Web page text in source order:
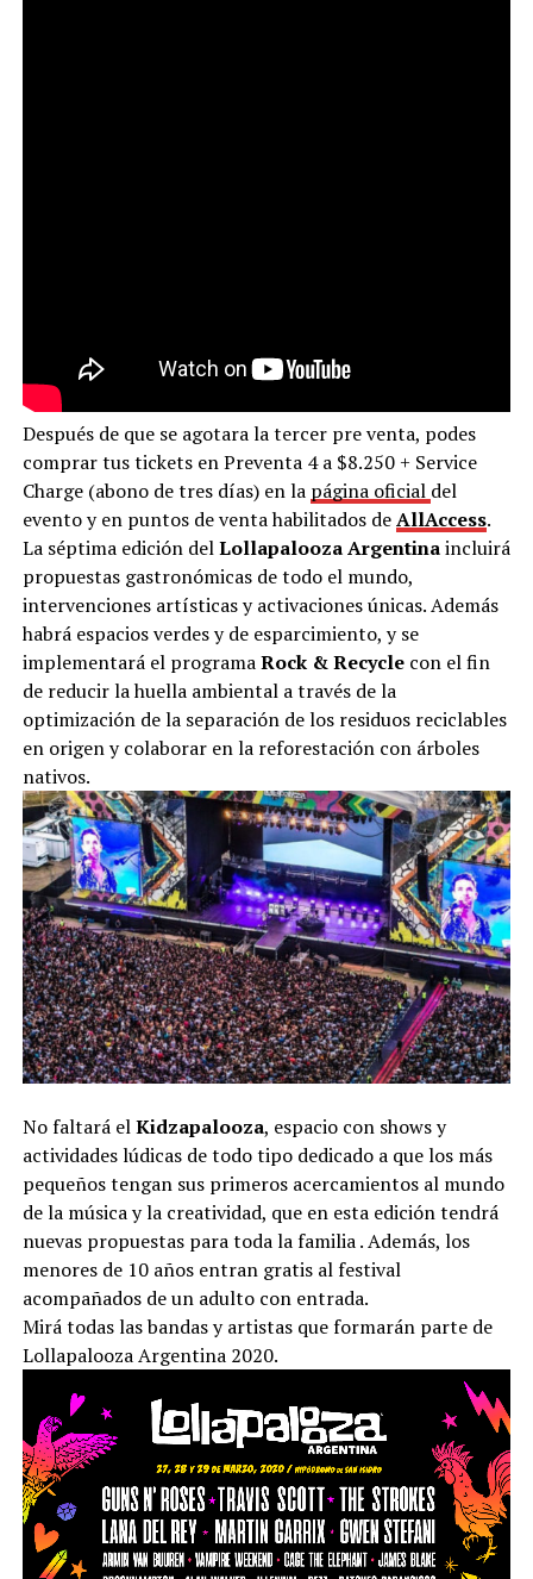
Después de que se agotara la tercer pre venta, podes
comprar tus tickets en Preventa 4 a $8.250 + Service
Charge (abono de tres días) en la página oficial del
evento y en puntos de venta habilitados deAllAccess.
La séptima edición delLollapalooza Argentinaincluirá
propuestas gastronómicas de todo el mundo,
intervenciones artísticas y activaciones únicas. Además
habrá espacios verdes y de esparcimiento, y se
implementará el programaRock & Recycle con el fin
de reducir la huella ambiental a través de la
optimización de la separación de los residuos reciclables
en origen y colaborar en la reforestación con árboles
nativos.
No faltará elKidzapalooza, espacio con shows y
actividades lúdicas de todo tipo dedicado a que los más
pequeños tengan sus primeros acercamientos al mundo
de la música y la creatividad, que en esta edición tendrá
nuevas propuestas para toda la familia . Además, los
menores de 10 años entran gratis al festival
acompañados de un adulto con entrada.
Mirá todas las bandas y artistas que formarán parte de
Lollapalooza Argentina 2020.